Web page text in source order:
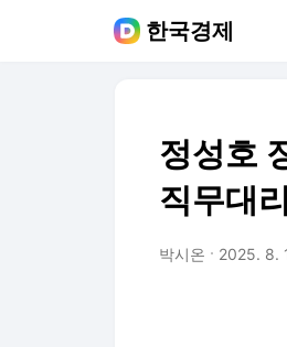
한국경제
정성호
직무대
박시온 2025. 8.